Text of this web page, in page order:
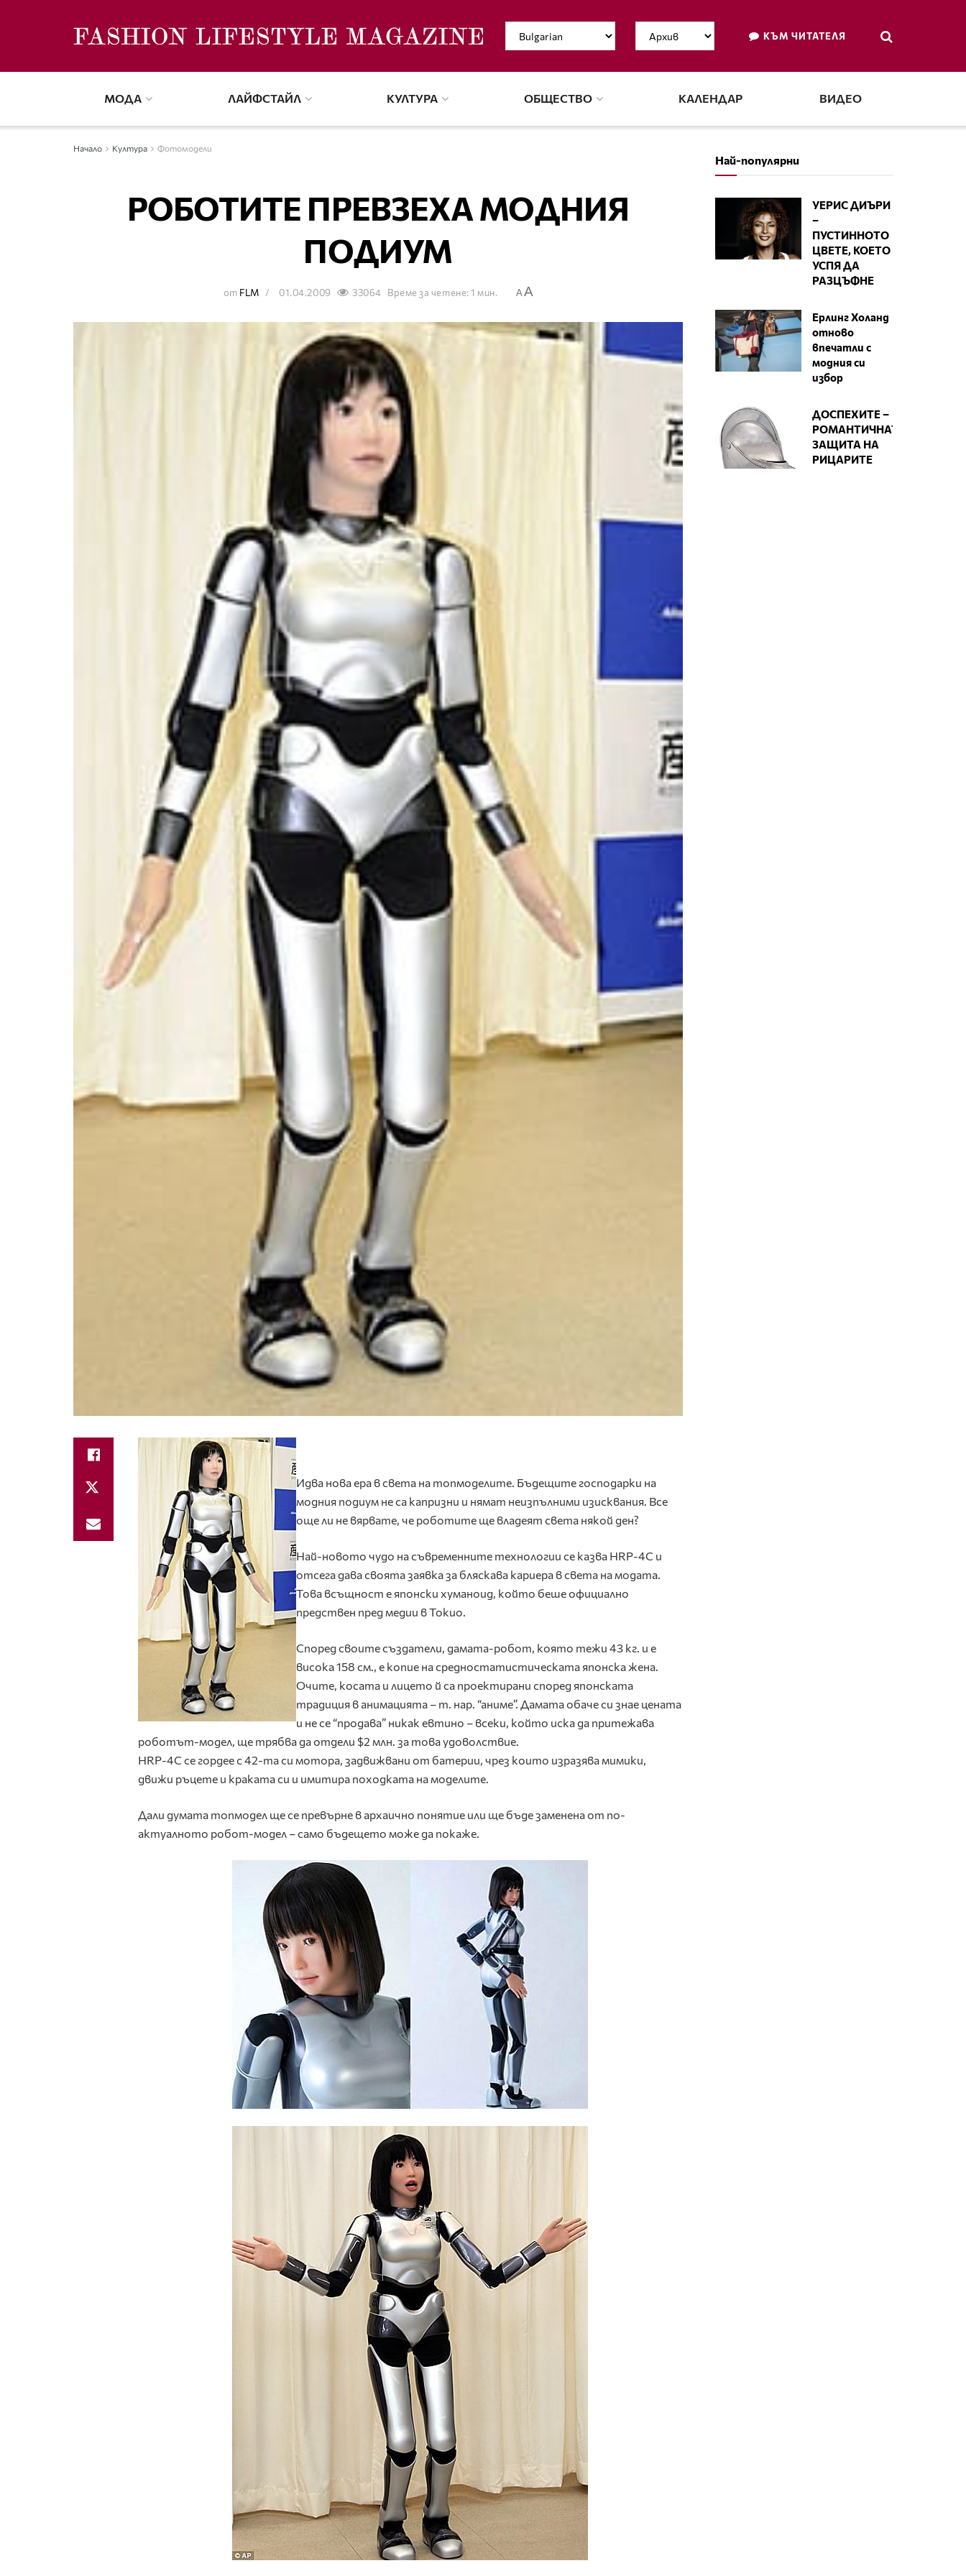
КЪМ ЧИТАТЕЛЯ
МОДА ЛАЙФСТАЙЛ КУЛТУРА ОБЩЕСТВО КАЛЕНДАР ВИДЕО
Начало Култура Фотомодели
РОБОТИТЕ ПРЕВЗЕХА МОДНИЯ
ПОДИУМ
от FLM 01.04.2009 33064 Време за четене: 1 мин. AA
Идва нова ера в света на топмоделите. Бъдещите господарки на
модния подиум не са капризни и нямат неизпълними изисквания. Все
още ли не вярвате, че роботите ще владеят света някой ден?
Най-новото чудо на съвременните технологии се казва HRP-4C и
отсега дава своята заявка за бляскава кариера в света на модата.
Това всъщност е японски хуманоид, който беше официално
предствен пред медии в Токио.
Според своите създатели, дамата-робот, която тежи 43 кг. и е
висока 158 см., е копие на средностатистическата японска жена.
Очите, косата и лицето й са проектирани според японската
традиция в анимацията – т. нар. “аниме”. Дамата обаче си знае цената
и не се “продава” никак евтино – всеки, който иска да притежава
роботът-модел, ще трябва да отдели $2 млн. за това удоволствие.
HRP-4C се гордее с 42-та си мотора, задвижвани от батерии, чрез които изразява мимики,
движи ръцете и краката си и имитира походката на моделите.
Дали думата топмодел ще се превърне в архаично понятие или ще бъде заменена от по-
актуалното робот-модел – само бъдещето може да покаже.
Най-популярни
УЕРИС ДИЪРИ
–
ПУСТИННОТО
ЦВЕТЕ, КОЕТО
УСПЯ ДА
РАЗЦЪФНЕ
Ерлинг Холанд
отново
впечатли с
модния си
избор
ДОСПЕХИТЕ –
РОМАНТИЧНАТА
ЗАЩИТА НА
РИЦАРИТЕ